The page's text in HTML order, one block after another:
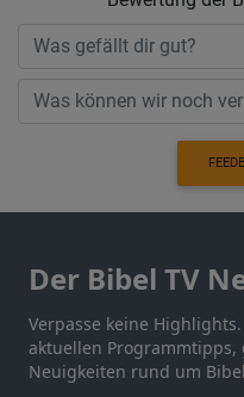
Der Bibel TV
Verpasse keine
aktuellen
Neuigkeiten rund um